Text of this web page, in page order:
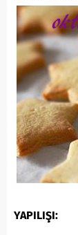
YAPILIŞI: